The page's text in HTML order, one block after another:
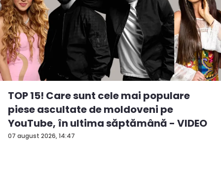
07 august 2026, 14:47
TOP 15! Care sunt cele mai populare
piese ascultate de moldoveni pe
YouTube, în ultima săptămână - VIDEO